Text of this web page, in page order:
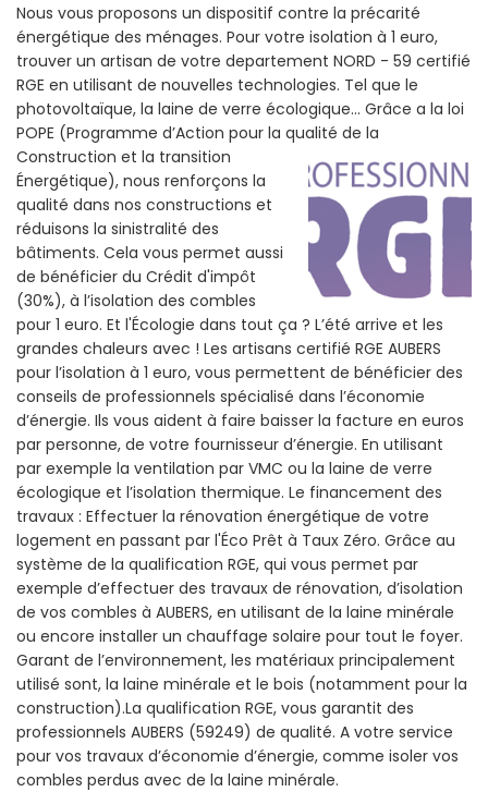
Nous vous proposons un dispositif contre la précarité
énergétique des ménages. Pour votre isolation à 1 euro,
trouver un artisan de votre departement NORD - 59 certifié
RGE en utilisant de nouvelles technologies. Tel que le
photovoltaïque, la laine de verre écologique... Grâce a la loi
POPE (Programme d’Action pour la qualité de la
Construction et la transition
Énergétique), nous renforçons la
qualité dans nos constructions et
réduisons la sinistralité des
bâtiments. Cela vous permet aussi
de bénéficier du Crédit d'impôt
(30%), à l’isolation des combles
pour 1 euro. Et l'Écologie dans tout ça ? L’été arrive et les
grandes chaleurs avec ! Les artisans certifié RGE AUBERS
pour l’isolation à 1 euro, vous permettent de bénéficier des
conseils de professionnels spécialisé dans l’économie
d’énergie. Ils vous aident à faire baisser la facture en euros
par personne, de votre fournisseur d’énergie. En utilisant
par exemple la ventilation par VMC ou la laine de verre
écologique et l’isolation thermique. Le financement des
travaux : Effectuer la rénovation énergétique de votre
logement en passant par l'Éco Prêt à Taux Zéro. Grâce au
système de la qualification RGE, qui vous permet par
exemple d’effectuer des travaux de rénovation, d’isolation
de vos combles à AUBERS, en utilisant de la laine minérale
ou encore installer un chauffage solaire pour tout le foyer.
Garant de l’environnement, les matériaux principalement
utilisé sont, la laine minérale et le bois (notamment pour la
construction).La qualification RGE, vous garantit des
professionnels AUBERS (59249) de qualité. A votre service
pour vos travaux d’économie d’énergie, comme isoler vos
combles perdus avec de la laine minérale.